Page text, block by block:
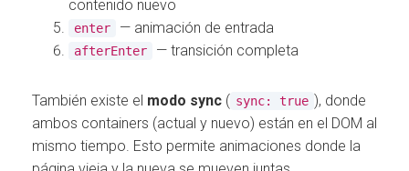
contenido nuevo
enter — animación de entrada
afterEnter — transición completa
También existe el modo sync ( sync: true ), donde
ambos containers (actual y nuevo) están en el DOM al
mismo tiempo. Esto permite animaciones donde la